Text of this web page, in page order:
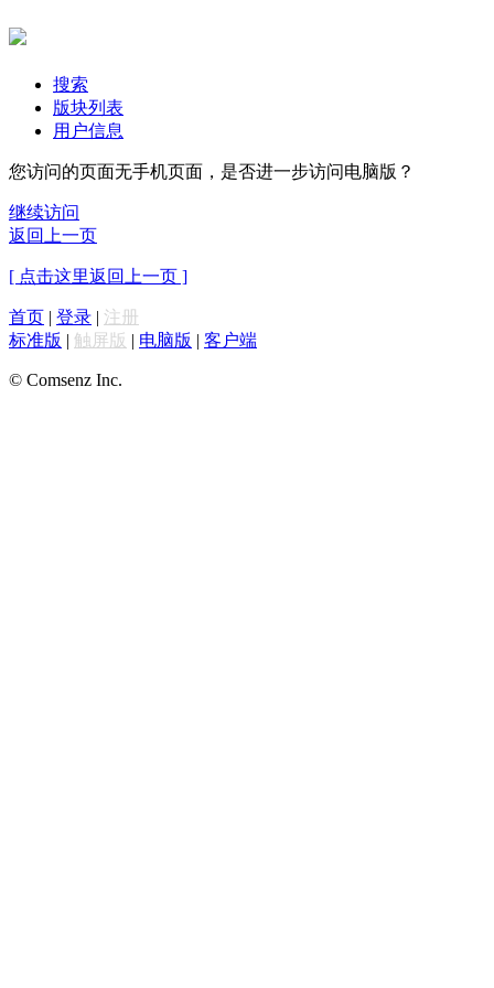
搜索
版块列表
用户信息
您访问的页面无手机页面，是否进一步访问电脑版？
继续访问
返回上一页
[ 点击这里返回上一页 ]
首页 | 登录 | 注册
标准版 | 触屏版 | 电脑版 | 客户端
© Comsenz Inc.